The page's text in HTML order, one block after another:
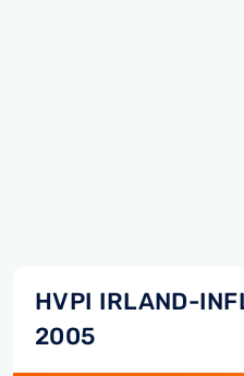
HVPI IRLAND-
2005